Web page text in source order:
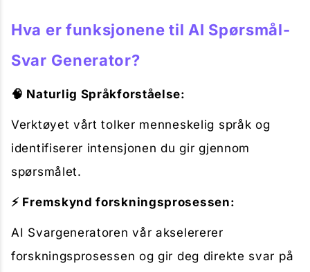
Hva er funksjonene til AI Spørsmål-
Svar Generator?
🧠 Naturlig Språkforståelse:
Verktøyet vårt tolker menneskelig språk og
identifiserer intensjonen du gir gjennom
spørsmålet.
⚡ Fremskynd forskningsprosessen:
AI Svargeneratoren vår akselererer
forskningsprosessen og gir deg direkte svar på